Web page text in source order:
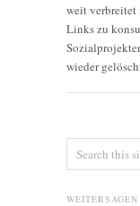
weit verbreitet
Links zu
wieder